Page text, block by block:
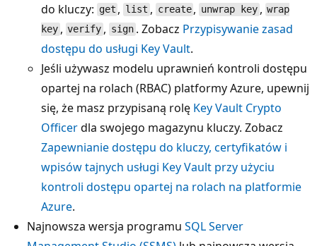
do kluczy: get , list , create , unwrap key , wrap
key , verify , sign. Zobacz Przypisywanie zasad
dostępu do usługi Key Vault.
Jeśli używasz modelu uprawnień kontroli dostępu
opartej na rolach (RBAC) platformy Azure, upewnij
się, że masz przypisaną rolę Key Vault Crypto
Officerdla swojego magazynu kluczy. Zobacz
Zapewnianie dostępu do kluczy, certyfikatów i
wpisów tajnych usługi Key Vault przy użyciu
kontroli dostępu opartej na rolach na platformie
Azure.
Najnowsza wersja programu SQL Server